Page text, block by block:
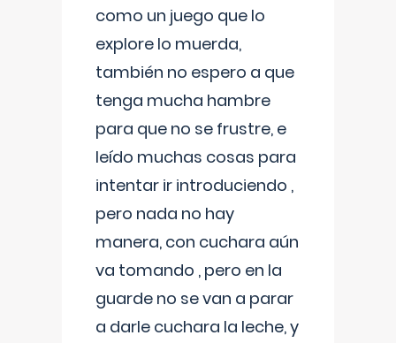
como un juego que lo
explore lo muerda,
también no espero a que
tenga mucha hambre
para que no se frustre, e
leído muchas cosas para
intentar ir introduciendo ,
pero nada no hay
manera, con cuchara aún
va tomando , pero en la
guarde no se van a parar
a darle cuchara la leche, y